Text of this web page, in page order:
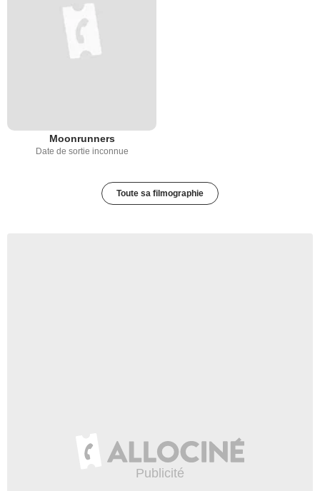
Moonrunners
Date de sortie inconnue
Toute sa filmographie